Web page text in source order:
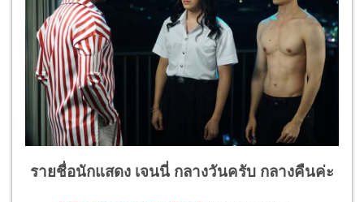
รายชื่อนักแสดง เจนนี่ กลางวันครับ กลางคืนค่ะ